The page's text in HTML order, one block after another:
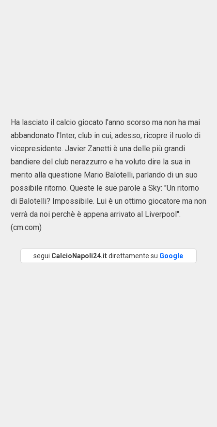
Ha lasciato il calcio giocato l'anno scorso ma non ha mai
abbandonato l'Inter, club in cui, adesso, ricopre il ruolo di
vicepresidente. Javier Zanetti è una delle più grandi
bandiere del club nerazzurro e ha voluto dire la sua in
merito alla questione Mario Balotelli, parlando di un suo
possibile ritorno. Queste le sue parole a Sky: "Un ritorno
di Balotelli? Impossibile. Lui è un ottimo giocatore ma non
verrà da noi perchè è appena arrivato al Liverpool".
(cm.com)
segui CalcioNapoli24.itdirettamente su Google